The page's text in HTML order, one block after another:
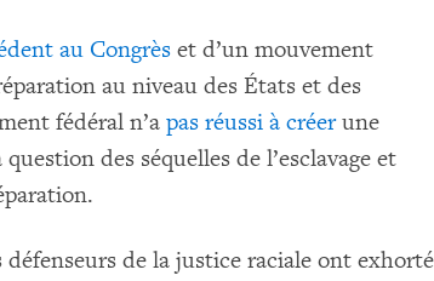
au Congrès et d’un mouvement
au niveau des États et des
fédéral n’apas réussi à créerune
des séquelles de l’esclavage et
défenseurs de la justice raciale ont exhorté